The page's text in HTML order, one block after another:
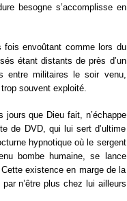
besogne s’accomplisse en
fois envoûtant comme lors du
étant distants de près d’un
entre militaires le soir venu,
souvent exploité.
jours que Dieu fait, n’échappe
de DVD, qui lui sert d’ultime
hypnotique où le sergent
bombe humaine, se lance
existence en marge de la
n’être plus chez lui ailleurs